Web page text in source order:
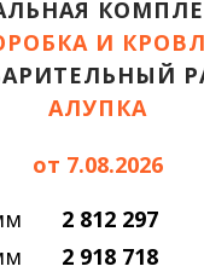
И
АЛУПКА
от 7.08.2026
2 812 297
2 918 718